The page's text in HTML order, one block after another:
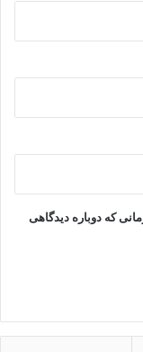
که دوباره دیدگاهی